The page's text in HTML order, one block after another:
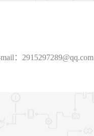
：2915297289@qq.com